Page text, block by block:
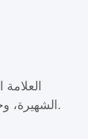
الشهيرة، وجوائز منتجات ذات جودة موثوقة.